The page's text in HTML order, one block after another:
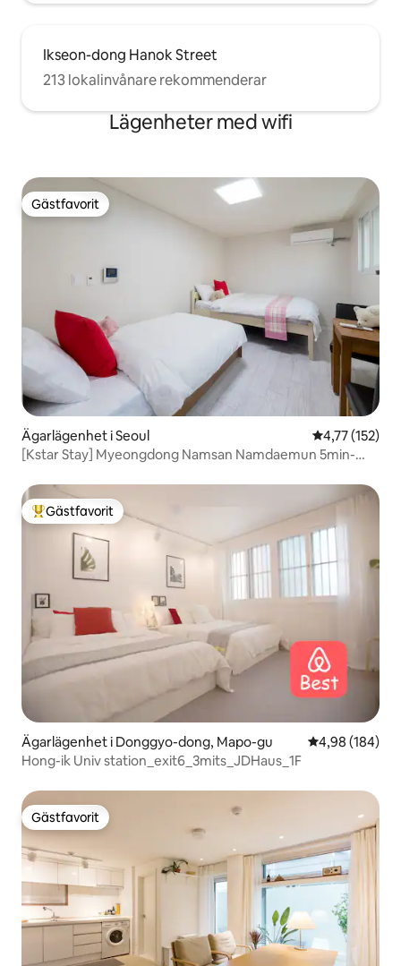
Ikseon-dong Hanok Street
213 lokalinvånare rekommenderar
Lägenheter med wifi
Gästfavorit
Gästfavorit
Ägarlägenhet i Seoul 4,77 av 5 i
4,77 (152)
[Kstar Stay] Myeongdong Namsan Namdaemun 5min-
Populär gästfavorit
Gästfavorit
Ägarlägenhet i Donggyo-dong, Mapo-gu 4,98 av 5 i
4,98 (184)
Hong-ik Univ station_exit6_3mits_JDHaus_1F
Gästfavorit
Gästfavorit